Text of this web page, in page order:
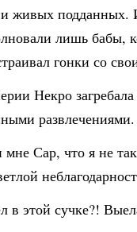
живых подданных.
лишь бабы,
гонки со
Некро
развлечениями.
Сар, что я не
в этой сучке?!